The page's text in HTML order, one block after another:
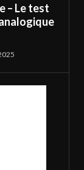
– Le test